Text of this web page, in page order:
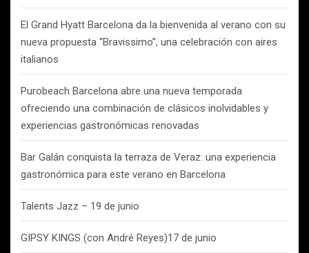
El Grand Hyatt Barcelona da la bienvenida al verano con su
nueva propuesta “Bravissimo”, una celebración con aires
italianos
Purobeach Barcelona abre una nueva temporada
ofreciendo una combinación de clásicos inolvidables y
experiencias gastronómicas renovadas
Bar Galán conquista la terraza de Veraz: una experiencia
gastronómica para este verano en Barcelona
Talents Jazz – 19 de junio
GIPSY KINGS (con André Reyes)17 de junio